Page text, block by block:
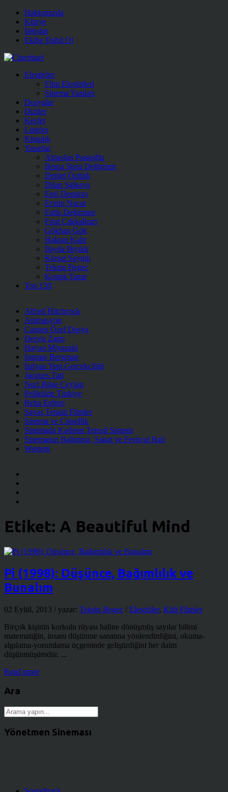
Hakkımızda
Künye
İletişim
Ekibe Dahil Ol
Eleştiriler
Film Eleştirileri
Sinema Yazıları
Dosyalar
Diziler
Keşfet
Listeler
Kitaplık
Yazarlar
Alpaslan Paşaoğlu
Berna Stera Değirmen
Demet Öztürk
Dilan Salkaya
Erol Demiray
Evrim Nacar
Fatih Değirmen
Fırat Çakkalkurt
Gökhan Gök
Haktan Kalır
İlayda Bıyıklı
Kürşat Saygılı
Teksin Begeç
Konuk Yazar
Top 150
Alfred Hitchcock
Animasyon
Cannes Özel Dosya
Derviş Zaim
Hayao Miyazaki
Ingmar Bergman
İtalyan Yeni Gerçekçiliği
Jacques Tati
Nuri Bilge Ceylan
Pelikülde Türkiye
Reha Erdem
Savaş Temalı Filmler
Sinema ve Cinsellik
Sinemada Kadının Temsil Sistemi
Sinemanın Bağımsız, Sanat ve Festival Hali
Western
Etiket: A Beautiful Mind
Pi (1998): Düşünce, Bağımlılık ve
Bunalım
02 Eylül, 2013 / yazar: Teksin Begeç / Eleştiriler, Kült Filmler
Birçok kişinin korkulu rüyası haline dönüşmüş sayılar bilimi
matematiğin, insanı düşünme sanatına yönlendirdiğini, okuma-
algılama-yorumlama üçgeninde geliştirdiğini her daim
düşünmüşümdür. ...
Read more
Ara
Yönetmen Sineması